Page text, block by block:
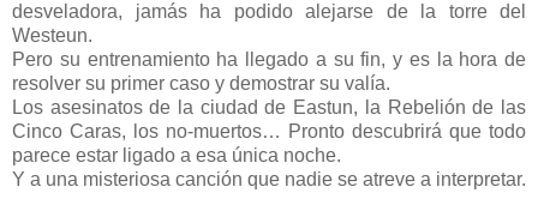
desveladora, jamás ha podido alejarse de la torre del
Westeun.
Pero su entrenamiento ha llegado a su fin, y es la hora de
resolver su primer caso y demostrar su valía.
Los asesinatos de la ciudad de Eastun, la Rebelión de las
Cinco Caras, los no-muertos… Pronto descubrirá que todo
parece estar ligado a esa única noche.
Y a una misteriosa canción que nadie se atreve a interpretar.